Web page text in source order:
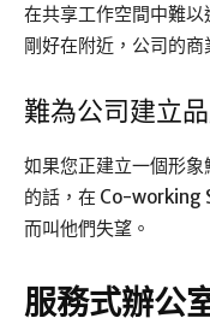
在共享工作空間中難
剛好在附近，公司的商
難為公司建立
如果您正建立一個形
的話，在 Co-working
而叫他們失望。
服務式辦公